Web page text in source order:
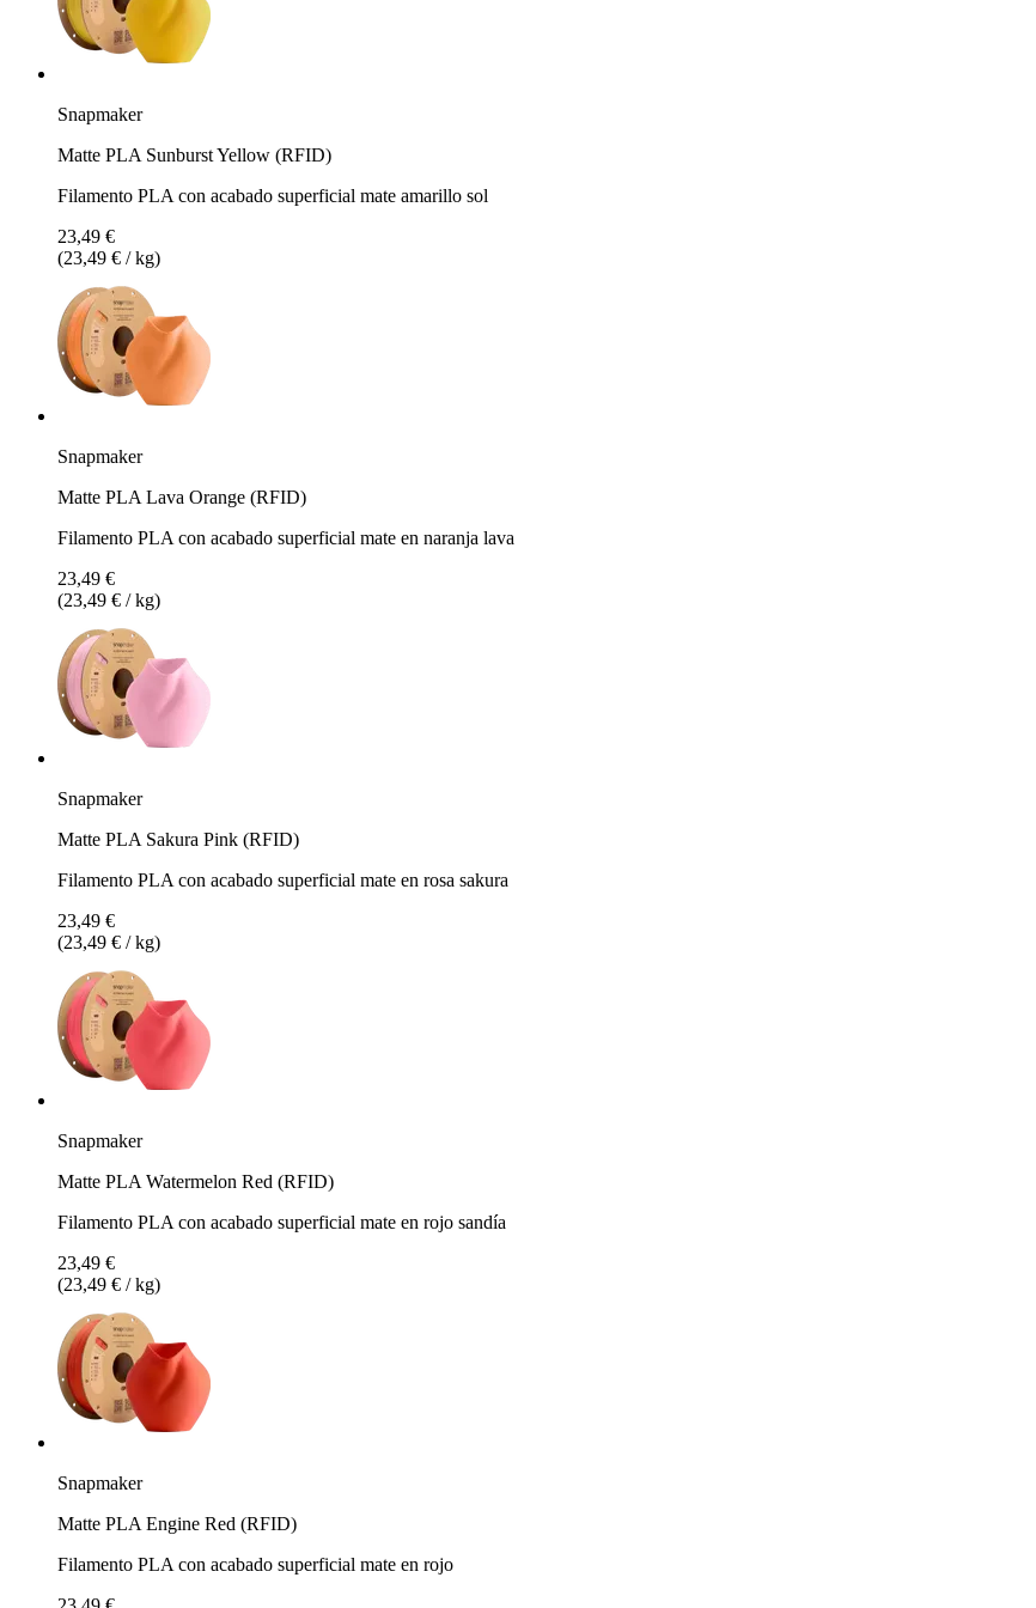
Snapmaker
Matte PLA Sunburst Yellow (RFID)
Filamento PLA con acabado superficial mate amarillo sol
23,49 €
(23,49 € / kg)
Snapmaker
Matte PLA Lava Orange (RFID)
Filamento PLA con acabado superficial mate en naranja lava
23,49 €
(23,49 € / kg)
Snapmaker
Matte PLA Sakura Pink (RFID)
Filamento PLA con acabado superficial mate en rosa sakura
23,49 €
(23,49 € / kg)
Snapmaker
Matte PLA Watermelon Red (RFID)
Filamento PLA con acabado superficial mate en rojo sandía
23,49 €
(23,49 € / kg)
Snapmaker
Matte PLA Engine Red (RFID)
Filamento PLA con acabado superficial mate en rojo